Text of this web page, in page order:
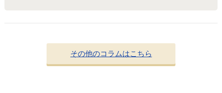
その他のコラムはこちら